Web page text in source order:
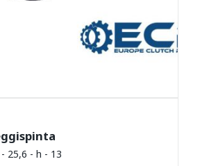
25,6 - h - 13